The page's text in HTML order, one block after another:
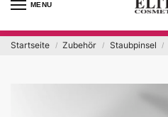
MENU
Startseite / Zubehör / Staubpinsel /